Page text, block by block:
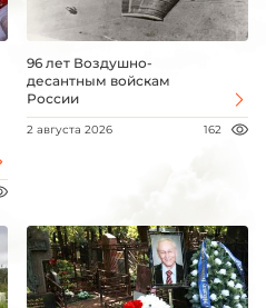
96 лет Воздушно-
десантным войскам
России
2 августа 2026 162